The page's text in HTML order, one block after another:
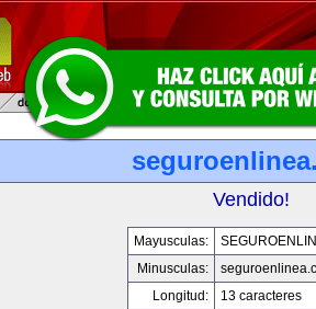
Vendido!
Mayusculas:
Minusculas:
Longitud:
13 caracteres